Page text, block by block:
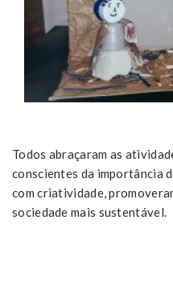
Todos abraçaram as
conscientes da importância
com criatividade,
sociedade mais sustentável.